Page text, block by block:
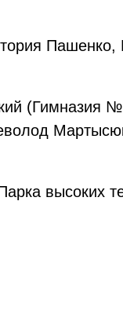
(Гимназия
высоких